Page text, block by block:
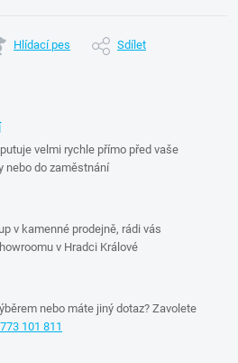
Hlídací pes Sdílet
velmi rychle přímo před vaše
nebo do zaměstnání
v kamenné prodejně, rádi vás
v Hradci Králové
nebo máte jiný dotaz? Zavolete
773 101 811